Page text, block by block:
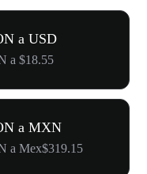
a USD
a $18.55
a MXN
a Mex$319.15